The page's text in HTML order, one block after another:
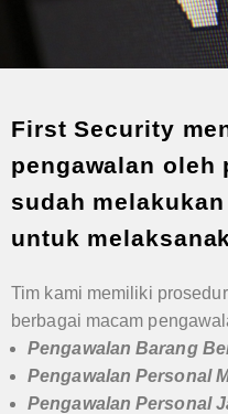
First Security
pengawalan oleh
sudah
untuk
Tim kami memiliki
berbagai macam
Pengawalan Barang
Pengawalan Personal
Pengawalan Personal